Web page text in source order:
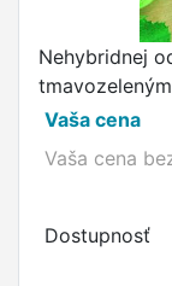
Nehybridnej
Vaša cena
Vaša cena
Dostupnosť